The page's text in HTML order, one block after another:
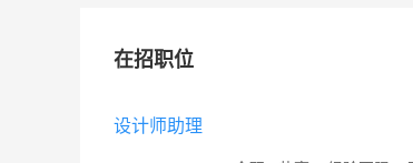
在招职位
设计师助理